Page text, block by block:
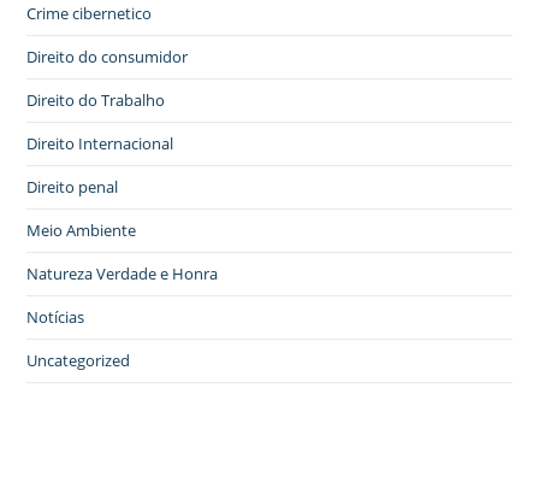
Crime cibernetico
Direito do consumidor
Direito do Trabalho
Direito Internacional
Direito penal
Meio Ambiente
Natureza Verdade e Honra
Notícias
Uncategorized